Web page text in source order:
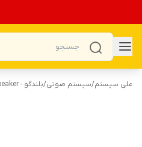
علی سیستم/سیستم صوتی/بلندگو - speaker